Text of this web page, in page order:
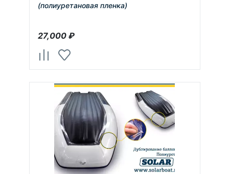
(полиуретановая пленка)
27,000₽